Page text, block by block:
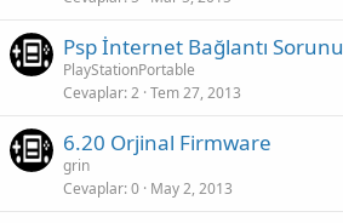
Psp İnternet Bağlantı Sorunu
PlayStationPortable
Cevaplar 2 Tem 27, 2013
6.20 Orjinal Firmware
grin
Cevaplar 0 May 2, 2013